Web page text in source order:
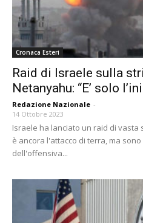
Cronaca Esteri
Raid di Israele sulla
Netanyahu: “E’ solo
Redazione Nazionale -
14 Ottobre 2023
Israele ha lanciato un raid di vasta
è ancora l'attacco di terra, ma
dell'offensiva...